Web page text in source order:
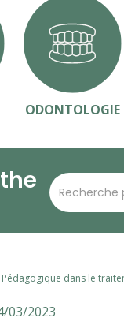
ODONTOLOGIE
dans le
03/2023